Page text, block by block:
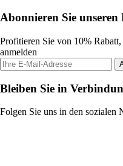
Abonnieren Sie unseren
Profitieren Sie von 10%
anmelden
Bleiben Sie in
Folgen Sie uns in den sozialen